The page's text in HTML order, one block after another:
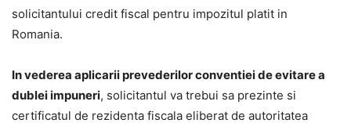
solicitantului credit fiscal pentru impozitul platit in
Romania.
In vederea aplicarii prevederilor conventiei de evitare a
dublei impuneri, solicitantul va trebui sa prezinte si
certificatul de rezidenta fiscala eliberat de autoritatea